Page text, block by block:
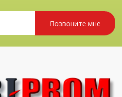
Позвоните мне